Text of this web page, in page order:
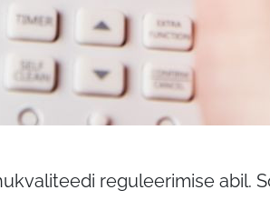
reguleerimise abil.